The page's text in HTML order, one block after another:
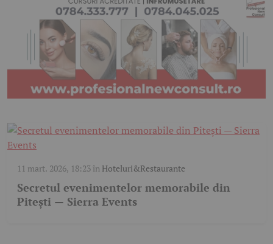
11 mart. 2026, 18:23 în Hoteluri&Restaurante
Secretul evenimentelor memorabile din
Pitești — Sierra Events